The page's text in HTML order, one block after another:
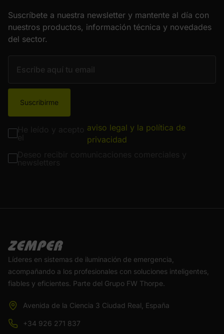
Suscríbete a nuestra newsletter y mantente al día con
nuestros productos, información técnica y novedades
del sector.
Suscribirme
aviso legal y la política de
privacidad
Líderes en sistemas de iluminación de emergencia,
acompañando a los profesionales con soluciones inteligentes,
fiables y eficientes. Parte del Grupo FW Thorpe.
Avenida de la Ciencia 3 Ciudad Real, España
+34 926 271 837